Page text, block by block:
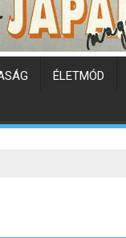
ÉLETMÓD